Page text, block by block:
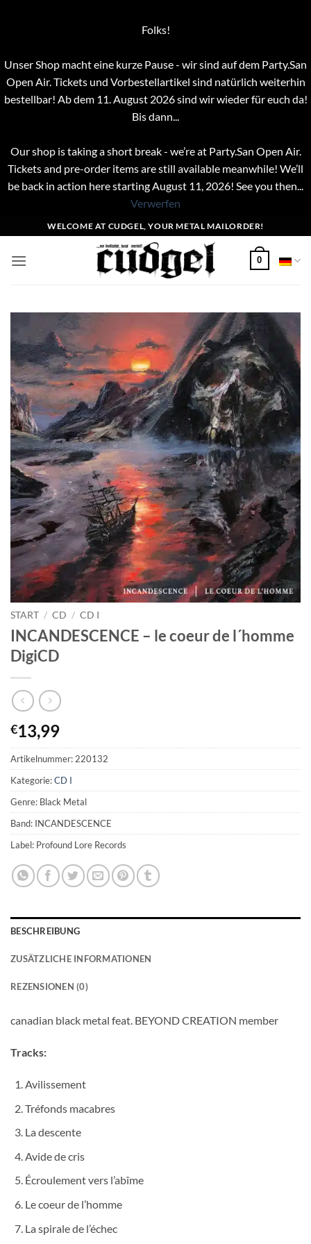
Folks!
Unser Shop macht eine kurze Pause - wir sind auf dem Party.San
Open Air. Tickets und Vorbestellartikel sind natürlich weiterhin
bestellbar! Ab dem 11. August 2026 sind wir wieder für euch da!
Bis dann...
Our shop is taking a short break - we’re at Party.San Open Air.
Tickets and pre-order items are still available meanwhile! We’ll
be back in action here starting August 11, 2026! See you then...
Verwerfen
Inhalt
springen
WELCOME AT CUDGEL, YOUR METAL MAILORDER!
0
START / CD / CD I
INCANDESCENCE – le coeur de l´homme
DigiCD
€13,99
Artikelnummer:220132
Kategorie:CD I
Genre: Black Metal
Band: INCANDESCENCE
Label: Profound Lore Records
BESCHREIBUNG
ZUSÄTZLICHE INFORMATIONEN
REZENSIONEN (0)
canadian black metal feat. BEYOND CREATION member
Tracks:
Avilissement
Tréfonds macabres
La descente
Avide de cris
Écroulement vers l’abîme
Le coeur de l’homme
La spirale de l’échec